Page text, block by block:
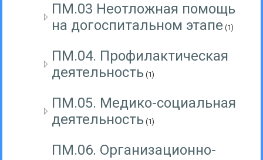
ПМ.03 Неотложная помощь
на догоспитальном этапе (1)
ПМ.04. Профилактическая
деятельность (1)
ПМ.05. Медико-социальная
деятельность (1)
ПМ.06. Организационно-